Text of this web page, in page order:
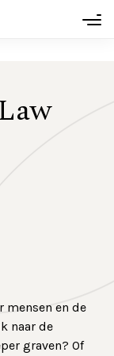
mensen en de
naar de
graven? Of